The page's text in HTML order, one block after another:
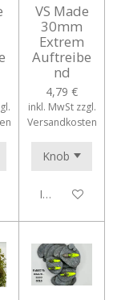
VS Made
30mm
Extrem
Auftreibe
nd
4,79 €
inkl. MwSt zzgl.
Versandkosten
In den